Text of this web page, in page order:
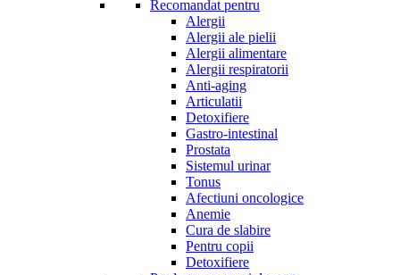
Recomandat pentru
Alergii
Alergii ale pielii
Alergii alimentare
Alergii respiratorii
Anti-aging
Articulatii
Detoxifiere
Gastro-intestinal
Prostata
Sistemul urinar
Tonus
Afectiuni oncologice
Anemie
Cura de slabire
Pentru copii
Detoxifiere